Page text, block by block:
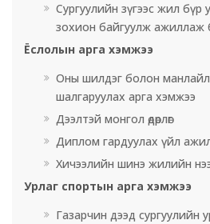
Сургуулийн зүгээс жил
зохион байгуулж ажиллаж
Ёслолын арга хэмжээ
Оны шилдэг болон
шалгаруулах арга хэмжээ
Дээлтэй монгол өдөрлөг
Диплом гардуулах үйл
Хичээлийн шинэ жилийн
Урлаг спортын арга хэмжээ
Газарчин дээд сургуулийн